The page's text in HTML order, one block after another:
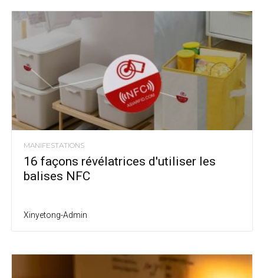
MANIFESTATIONS
16 façons révélatrices d'utiliser les
balises NFC
Xinyetong-Admin